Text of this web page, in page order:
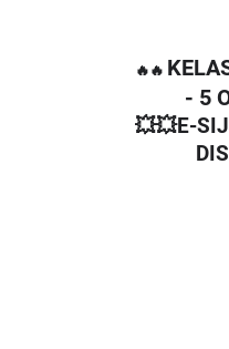
🔥🔥
- 5
💥💥E-